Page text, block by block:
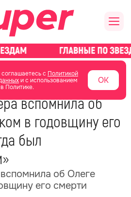
с Политикой
и с использованием
Политике.
ОК
звездах новости
вспомнила об
в годовщину его
был
об Олеге
его смерти